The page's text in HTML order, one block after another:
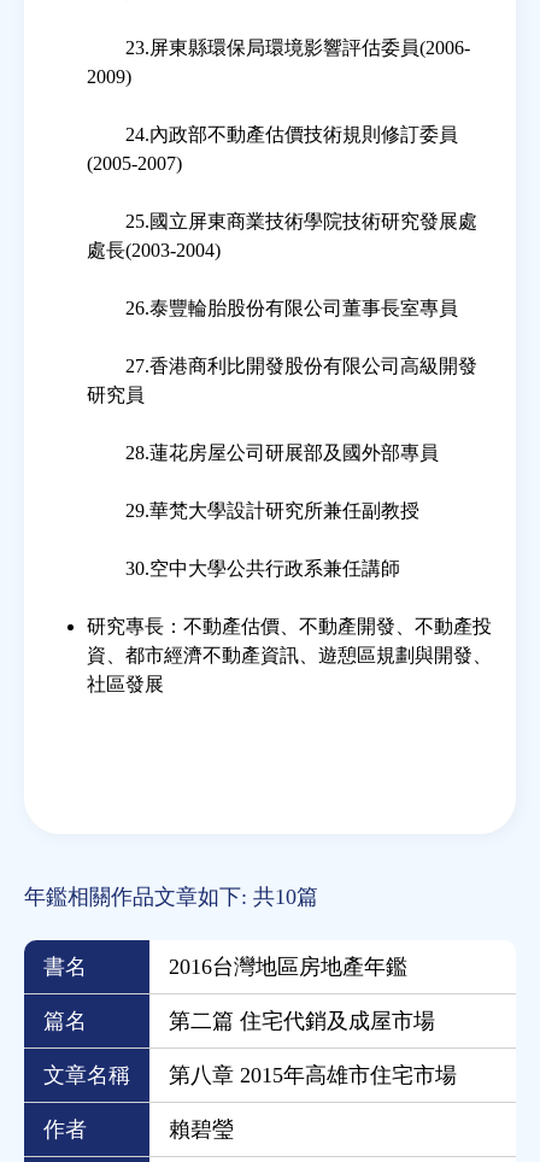
23.屏東縣環保局環境影響評估委員(2006-
2009)
24.內政部不動產估價技術規則修訂委員
(2005-2007)
25.國立屏東商業技術學院技術研究發展處
處長(2003-2004)
26.泰豐輪胎股份有限公司董事長室專員
27.香港商利比開發股份有限公司高級開發
研究員
28.蓮花房屋公司研展部及國外部專員
29.華梵大學設計研究所兼任副教授
30.空中大學公共行政系兼任講師
研究專長：不動產估價、不動產開發、不動產投
資、都市經濟不動產資訊、遊憩區規劃與開發、
社區發展
年鑑相關作品文章如下: 共10篇
書名 2016台灣地區房地產年鑑
篇名 第二篇 住宅代銷及成屋市場
文章名稱 第八章 2015年高雄市住宅市場
作者 賴碧瑩